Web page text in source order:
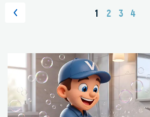
1 2 3 4